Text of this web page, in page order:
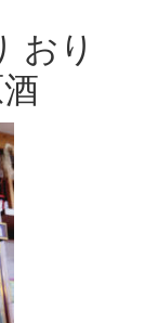
おり